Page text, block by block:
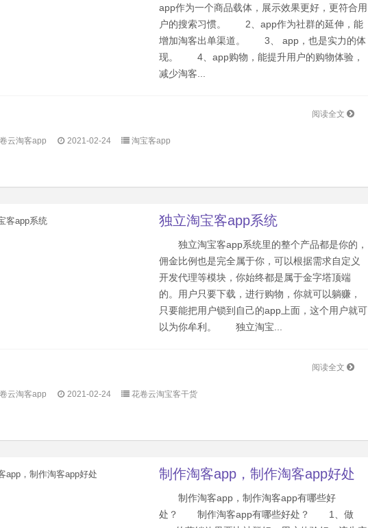
app作为一个商品载体，展示效果更好，更符合用
户的搜索习惯。 2、app作为社群的延伸，能
增加淘客出单渠道。 3、 app，也是实力的体
现。 4、app购物，能提升用户的购物体验，
减少淘客...
阅读全文
云淘客app 2021-02-24 淘宝客app
独立淘宝客app系统
独立淘宝客app系统里的整个产品都是你的，
佣金比例也是完全属于你，可以根据需求自定义
开发代理等模块，你始终都是属于金字塔顶端
的。用户只要下载，进行购物，你就可以躺赚，
只要能把用户锁到自己的app上面，这个用户就可
以为你牟利。 独立淘宝...
阅读全文
云淘客app 2021-02-24 花卷云淘宝客干货
制作淘客app，制作淘客app好处
制作淘客app，制作淘客app有哪些好
处？ 制作淘客app有哪些好处？ 1、做